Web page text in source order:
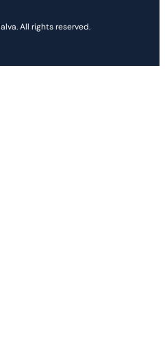
All rights reserved.